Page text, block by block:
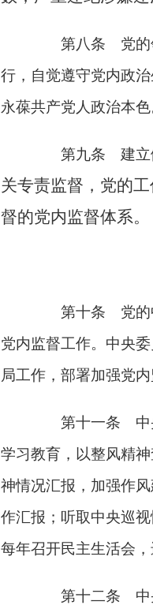
第八条 党的领
行，自觉遵守党内政
永葆共产党人政治本色
第九条 建立健
关专责监督，党的
督的党内监督体系。
第十条 党的中
党内监督工作。中央
局工作，部署加强党内
第十一条 中央
学习教育，以整风精
神情况汇报，加强作
作汇报；听取中央巡
每年召开民主生活会
第十二条 中央